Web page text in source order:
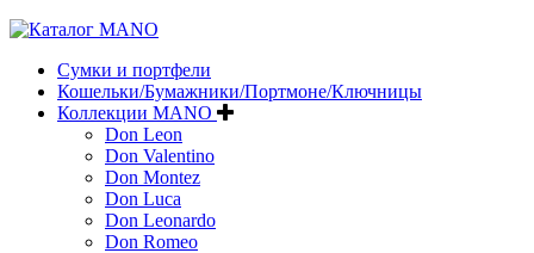
Сумки и портфели
Кошельки/Бумажники/Портмоне/Ключницы
Коллекции MANO
Don Leon
Don Valentino
Don Montez
Don Luca
Don Leonardo
Don Romeo